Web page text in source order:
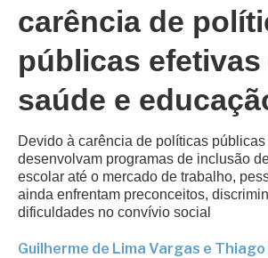
carência de
públicas efetivas
saúde e
Devido à carência de políticas
desenvolvam programas de inclusão
escolar até o mercado de trabalho,
ainda enfrentam preconceitos,
dificuldades no convívio social
Guilherme de Lima Vargas e